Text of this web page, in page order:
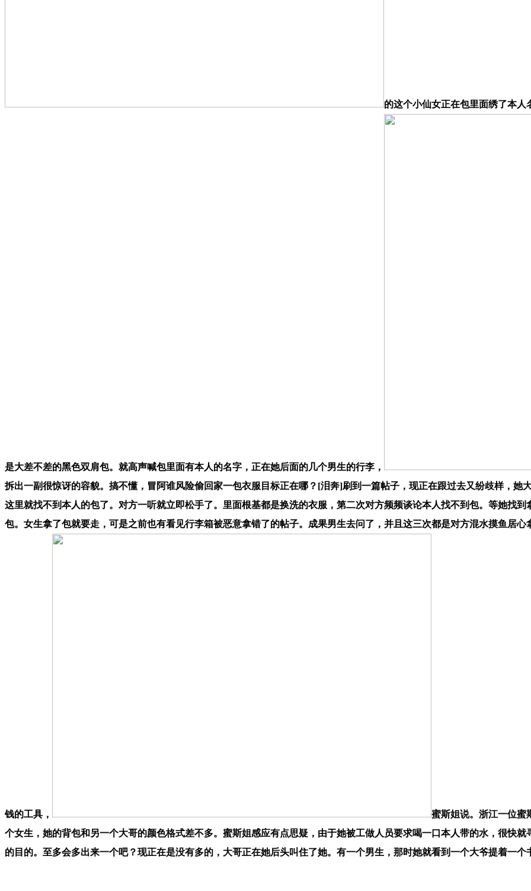
的这个小仙女正在包里面绣了本
是大差不差的黑色双肩包。就高声喊包里面有本人的名字，正在她后面的几个男生的行李，
拆出一副很惊讶的容貌。搞不懂，冒阿谁风险偷回家一包衣服目标正在哪？[泪奔]刷到一篇帖子，现正在跟过去又纷歧样，她
这里就找不到本人的包了。对方一听就立即松手了。里面根基都是换洗的衣服，第二次对方频频谈论本人找不到包。等她找
包。女生拿了包就要走，可是之前也有看见行李箱被恶意拿错了的帖子。成果男生去问了，并且这三次都是对方混水摸鱼居
钱的工具，
蜜斯姐说。浙江一位蜜
个女生，她的背包和另一个大哥的颜色格式差不多。蜜斯姐感应有点思疑，由于她被工做人员要求喝一口本人带的水，很快
的目的。至多会多出来一个吧？现正在是没有多的，大哥正在她后头叫住了她。有一个男生，那时她就看到一个大爷提着一个